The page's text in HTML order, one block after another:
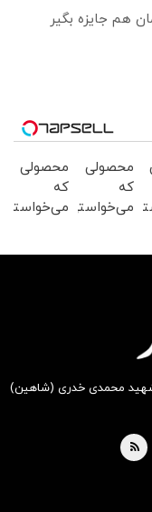
محصولی
که
می‌خواستی
محصولی
که
می‌خواستی
شهید محمدی خدری (شاهین)